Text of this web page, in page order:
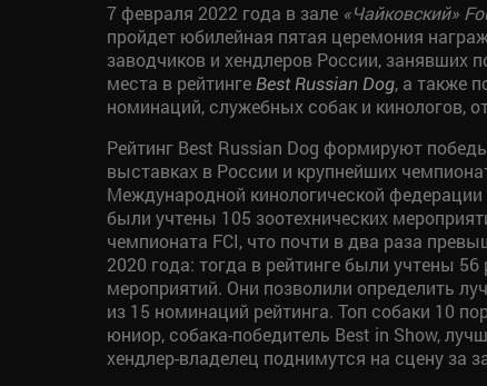
7 февраля 2022 года в зале «Чайковский»
пройдет юбилейная пятая церемония
заводчиков и хендлеров России, занявших
места в рейтинге Best Russian Dog, а также
номинаций, служебных собак и кинологов,
Рейтинг Best Russian Dog формируют
выставках в России и крупнейших
Международной кинологической федерации
были учтены 105 зоотехнических
чемпионата FCI, что почти в два раза
2020 года: тогда в рейтинге были учтены 56
мероприятий. Они позволили определить
из 15 номинаций рейтинга. Топ собаки 10
юниор, собака-победитель Best in Show,
хендлер-владелец поднимутся на сцену за